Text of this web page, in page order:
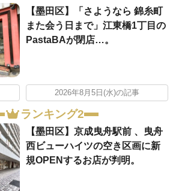
【墨田区】「さようなら 錦糸町
また会う日まで」江東橋1丁目の
PastaBAが閉店…。
2026年8月5日(水)の記事
ランキング2
【墨田区】京成曳舟駅前 、曳舟
西ビューハイツの空き区画に新
規OPENするお店が判明。